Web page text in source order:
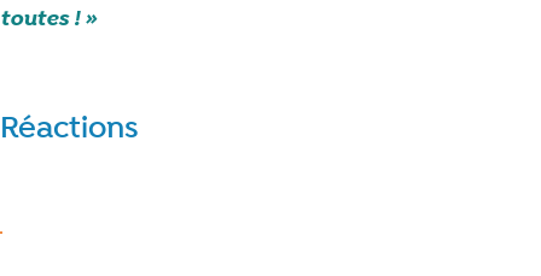
toutes !
Réactions